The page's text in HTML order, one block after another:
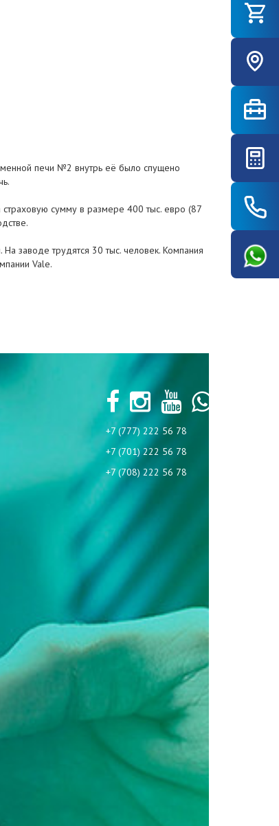
печи №2 внутрь её было спущено
страховую сумму в размере 400 тыс. евро (87
заводе трудятся 30 тыс. человек. Компания
Vale.
+7 (777) 222 56 78
+7 (701) 222 56 78
+7 (708) 222 56 78